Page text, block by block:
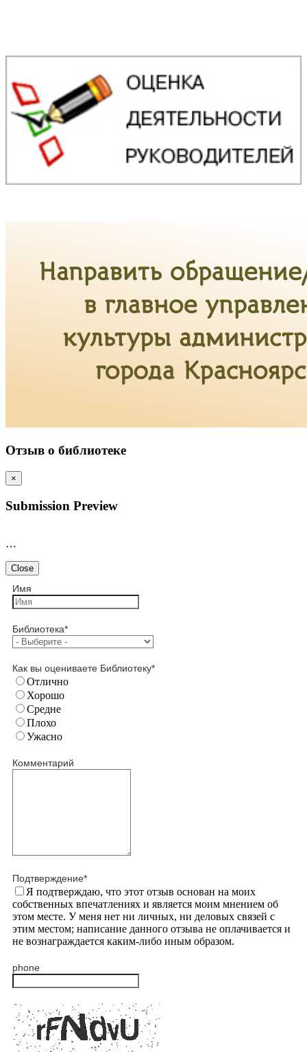
Отзыв о библиотеке
×
Submission Preview
…
Close
Имя
Библиотека*
Как вы оцениваете Библиотеку*
Отлично
Хорошо
Средне
Плохо
Ужасно
Комментарий
Подтверждение*
Я подтверждаю, что этот отзыв основан на моих
собственных впечатлениях и является моим мнением об
этом месте. У меня нет ни личных, ни деловых связей с
этим местом; написание данного отзыва не оплачивается и
не вознаграждается каким-либо иным образом.
phone